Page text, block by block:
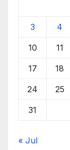
3 4
10 11
17 18
24 25
31
« Jul